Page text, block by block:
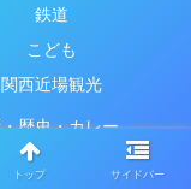
鉄道
こども
関西近場観光
歴史・カレー.
トップ サイドバー